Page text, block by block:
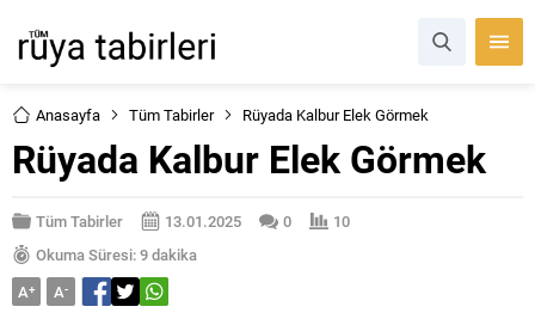
Anasayfa Tüm Tabirler Rüyada Kalbur Elek Görmek
Rüyada Kalbur Elek Görmek
Tüm Tabirler 13.01.2025 0
10
Okuma Süresi: 9 dakika
A+ A-